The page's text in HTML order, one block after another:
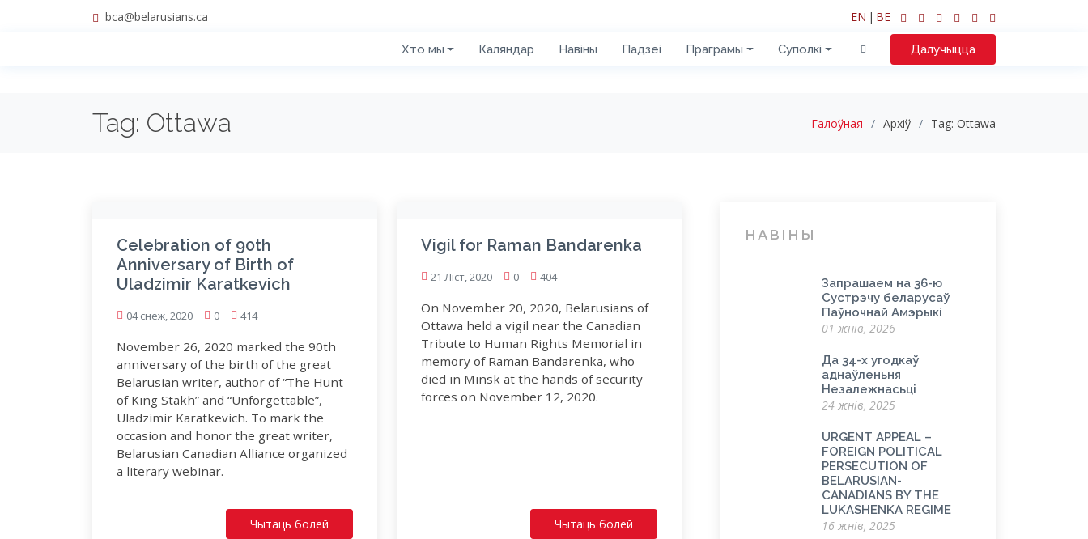
bca@belarusians.ca EN | BE
Хто мы Каляндар Навіны Падзеі Праграмы Суполкі Далучыцца
Tag: Ottawa Галоўная Архіў Tag: Ottawa
Celebration of 90th
Anniversary of Birth of
Uladzimir Karatkevich
04 снеж, 2020 0 414
November 26, 2020 marked the 90th
anniversary of the birth of the great
Belarusian writer, author of “The Hunt
of King Stakh” and “Unforgettable”,
Uladzimir Karatkevich. To mark the
occasion and honor the great writer,
Belarusian Canadian Alliance organized
a literary webinar.
Чытаць болей
Vigil for Raman Bandarenka
21 Ліст, 2020 0 404
On November 20, 2020, Belarusians of
Ottawa held a vigil near the Canadian
Tribute to Human Rights Memorial in
memory of Raman Bandarenka, who
died in Minsk at the hands of security
forces on November 12, 2020.
Чытаць болей
НАВІНЫ
Запрашаем на 36-ю
Сустрэчу беларусаў
Паўночнай Амэрыкі
01 жнів, 2026
Да 34-х угодкаў
аднаўленьня
Незалежнасьці
24 жнів, 2025
URGENT APPEAL –
FOREIGN POLITICAL
PERSECUTION OF
BELARUSIAN-
CANADIANS BY THE
LUKASHENKA REGIME
16 жнів, 2025